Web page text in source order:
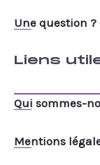
Une question ?
Liens
Qui sommes-
Mentions